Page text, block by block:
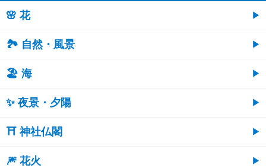
🌸 花
🏞️ 自然・風景
🏖 海
✨ 夜景・夕陽
⛩ 神社仏閣
🎆 花火